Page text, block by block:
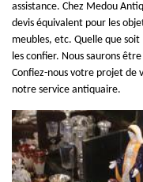
assistance. Chez Medou
devis équivalent pour les
meubles, etc. Quelle que soit
les confier. Nous saurons
Confiez-nous votre projet de
notre service antiquaire.